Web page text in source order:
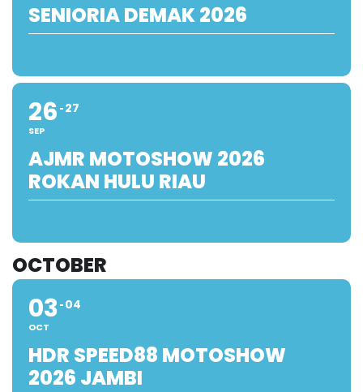
SENIORIA DEMAK 2026
26
SEP
27
AJMR MOTOSHOW 2026
ROKAN HULU RIAU
OCTOBER
03
OCT
04
HDR SPEED88 MOTOSHOW
2026 JAMBI